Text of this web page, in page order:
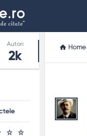
Home
Autori
2k